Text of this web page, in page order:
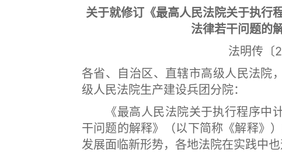
关于就修订《最高人民法院关于执行
法律若干问题的
法明传〔
各省、自治区、直辖市高级人民法院
级人民法院生产建设兵团分院：
《最高人民法院关于执行程序中计
干问题的解释》（以下简称《解释》
发展面临新形势，各地法院在实践中也